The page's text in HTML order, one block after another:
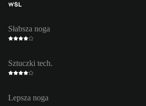
WŚL
Słabsza noga
Sztuczki tech.
Lepsza noga